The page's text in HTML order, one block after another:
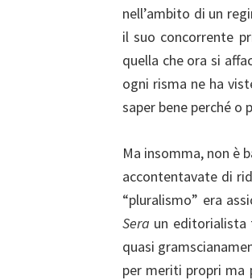
nell’ambito di un
il suo concorrente
quella che ora si
ogni risma ne ha
saper bene perché o
Ma insomma, non è
accontentavate di
“pluralismo” era
Sera un editorialista
quasi
per meriti propri ma